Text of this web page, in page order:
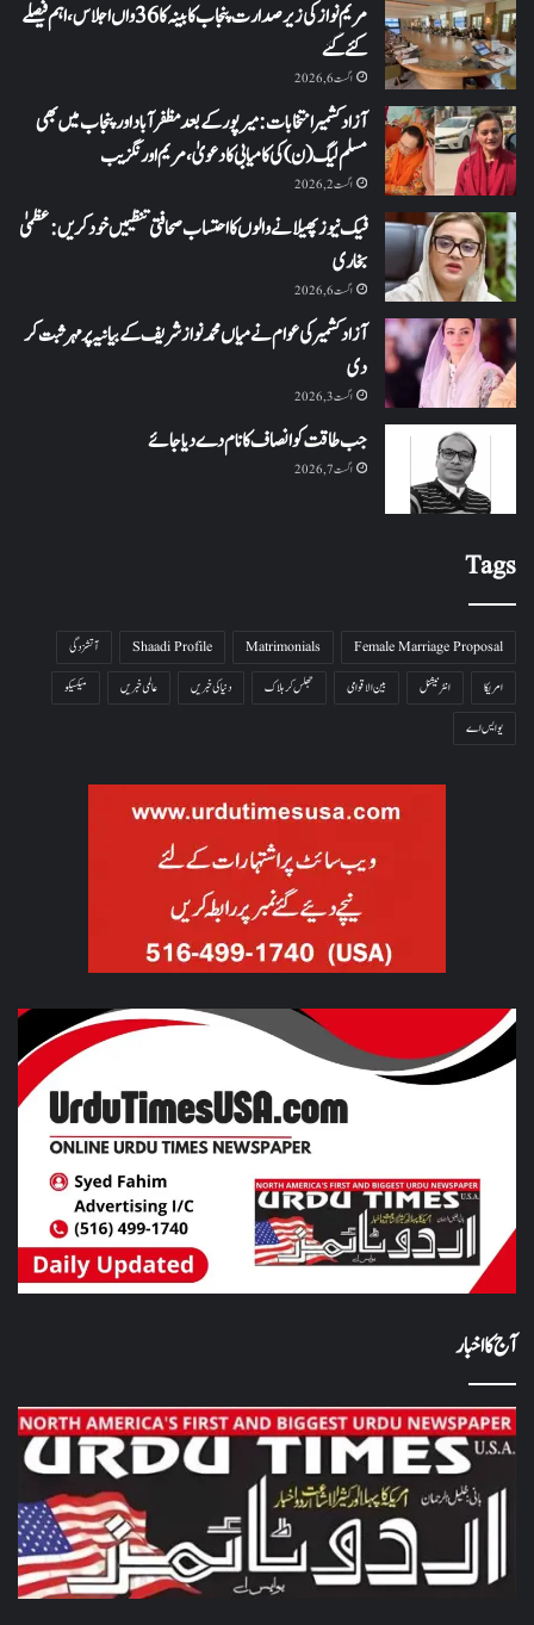
مریم نواز کی زیر صدارت پنجاب کابینہ کا 36واں اجلاس،اہم فیصلے
کئے گئے
اگست 6, 2026
آزاد کشمیر انتخابات: میرپور کے بعد مظفرآباد اور پنجاب میں بھی
مسلم لیگ (ن) کی کامیابی کا دعویٰ، مریم اورنگزیب
اگست 2, 2026
فیک نیوز پھیلانے والوں کا احتساب صحافتی تنظیمیں خود کریں: عظمیٰ
بخاری
اگست 6, 2026
آزاد کشمیر کی عوام نے میاں محمد نواز شریف کے بیانیہ پر مہر ثبت کر
دی
اگست 3, 2026
جب طاقت کو انصاف کا نام دے دیا جائے
اگست 7, 2026
Tags
Female Marriage Proposal
Matrimonials
Shaadi Profile
آتشزدگی
امریکا
انٹرنیشنل بین الاقوامی جھلس کر ہلاک دنیا کی خبریں عالمی خبریں
میکسیکو
یو ایس اے
آج کا اخبار